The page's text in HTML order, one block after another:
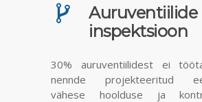
Auruventiilide
inspektsioon
30% auruventiilidest ei
nennde projekteeritud
vähese hoolduse ja